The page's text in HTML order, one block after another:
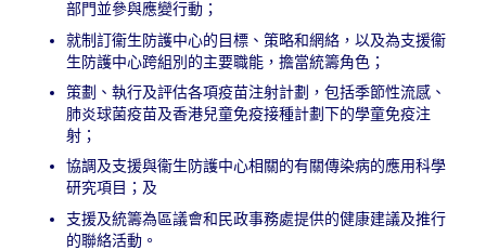
部門並參與應變行動；
就制訂衞生防護中心的目標、策略和網絡，以及為支援衞
生防護中心跨組別的主要職能，擔當統籌角色；
策劃、執行及評估各項疫苗注射計劃，包括季節性流感、
肺炎球菌疫苗及香港兒童免疫接種計劃下的學童免疫注
射；
協調及支援與衞生防護中心相關的有關傳染病的應用科學
研究項目；及
支援及統籌為區議會和民政事務處提供的健康建議及推行
的聯絡活動。